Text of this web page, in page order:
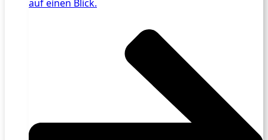
auf einen Blick.